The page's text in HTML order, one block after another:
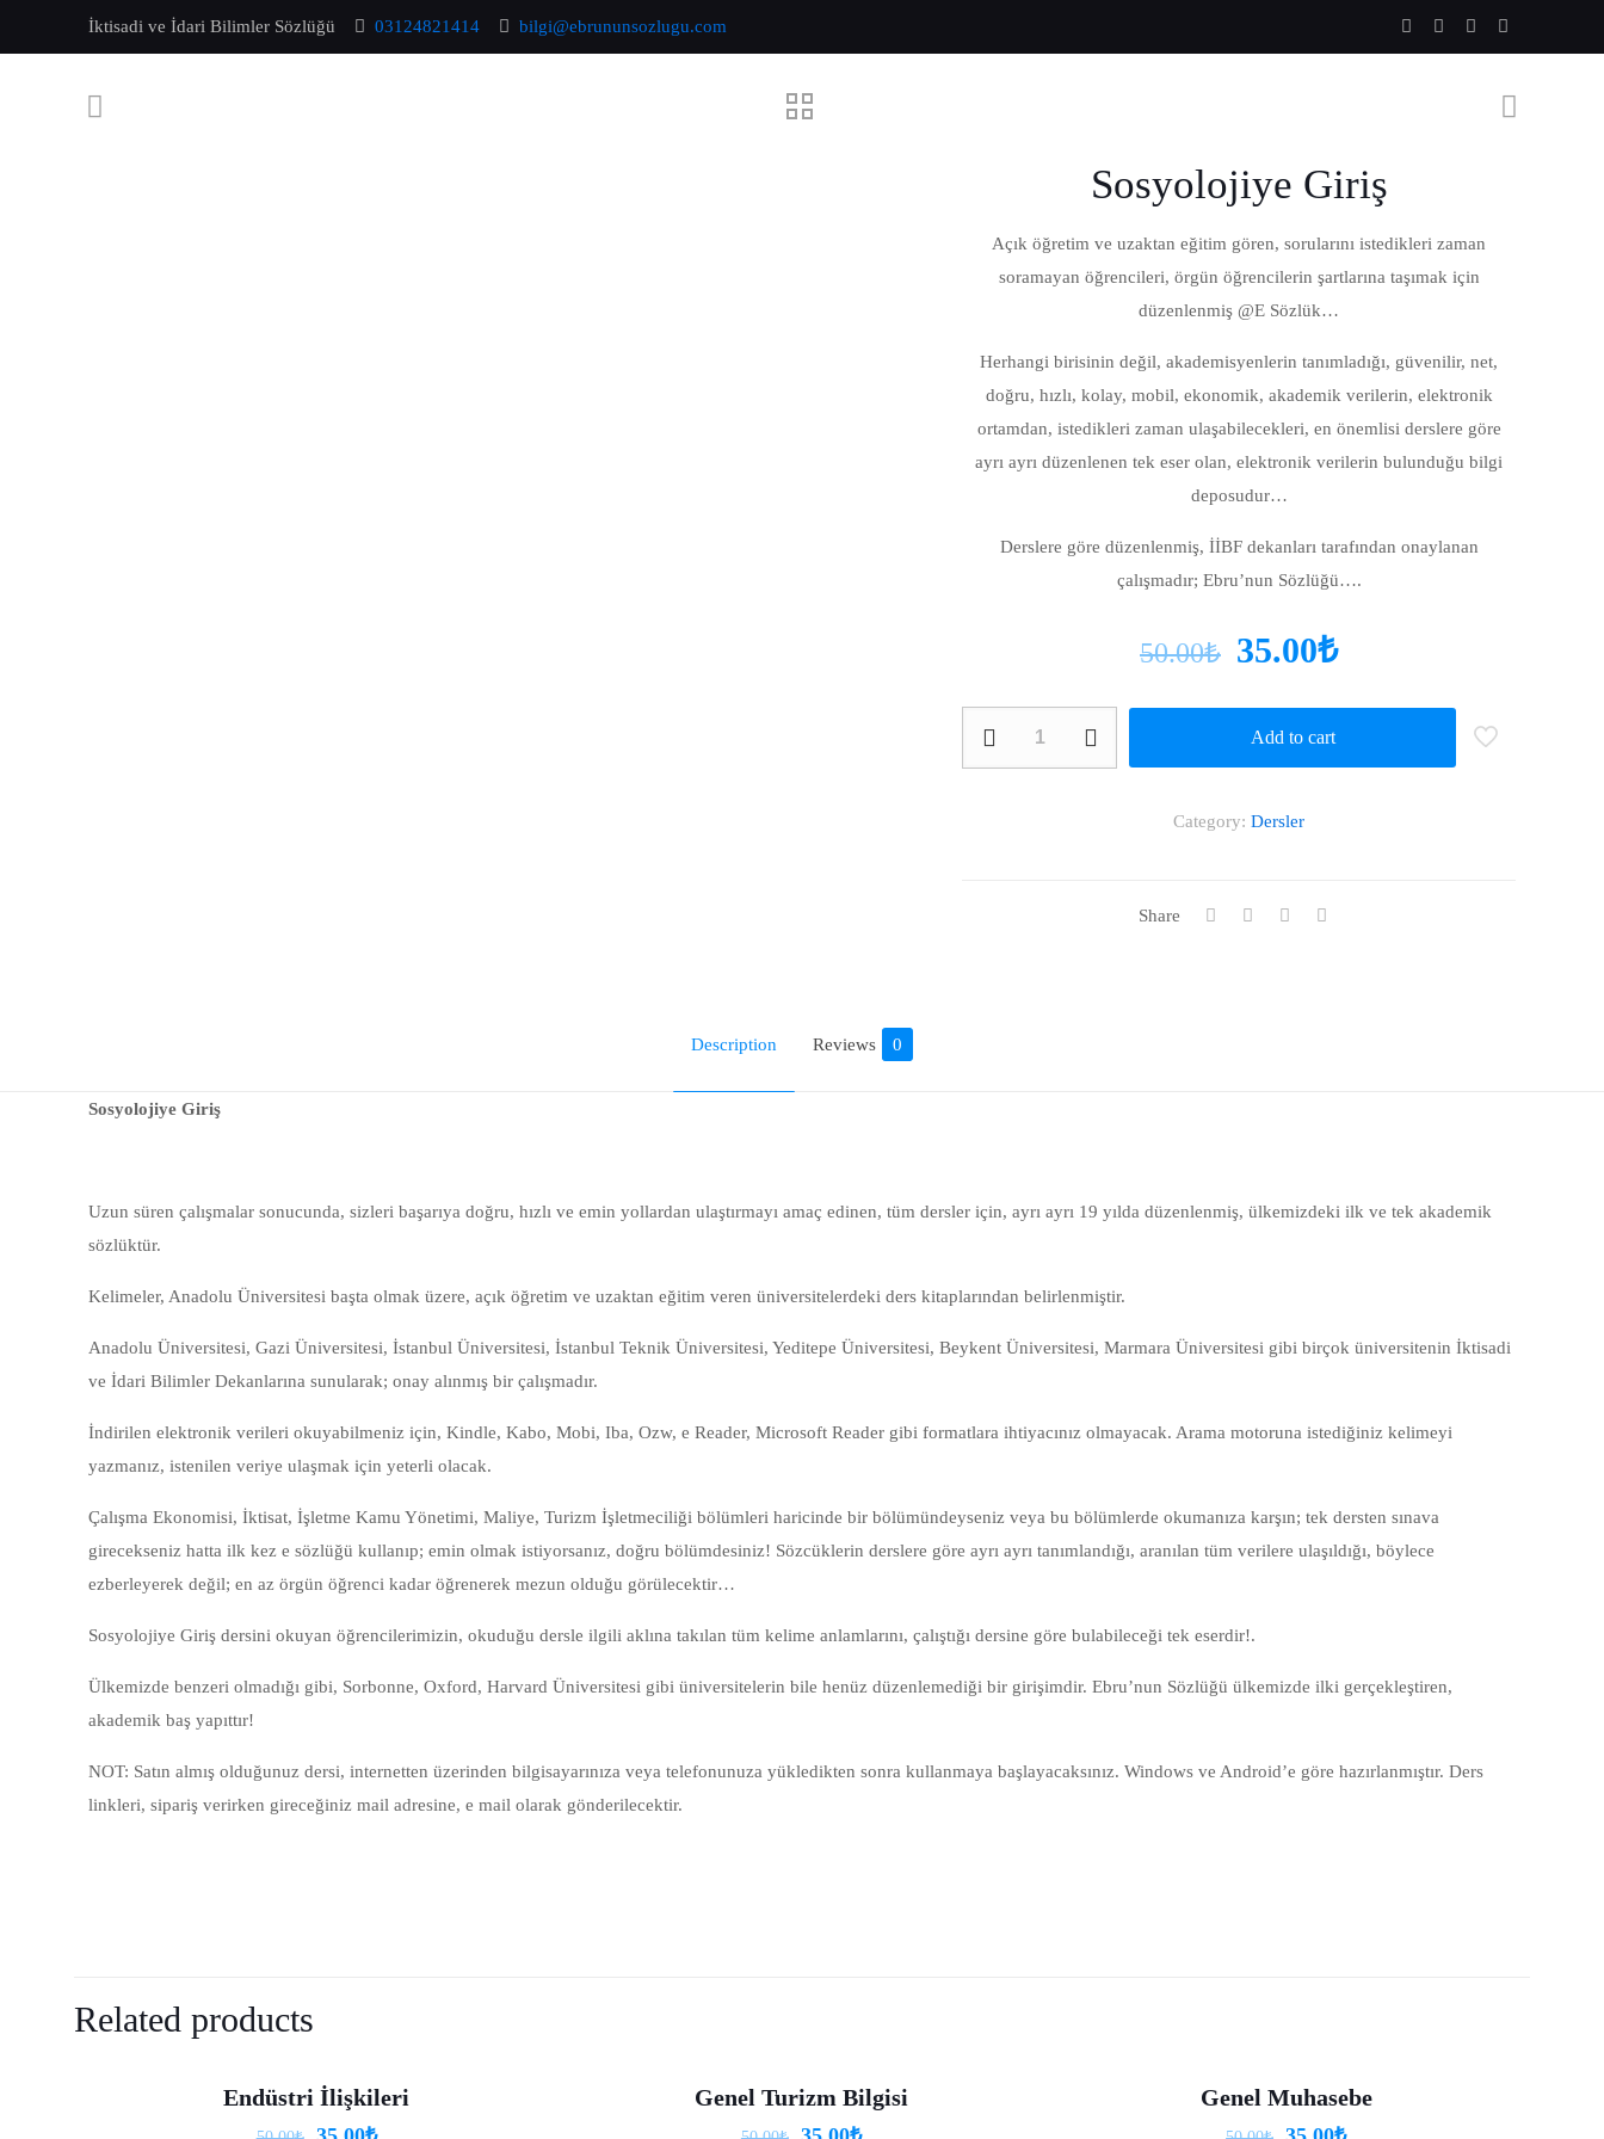
İktisadi ve İdari Bilimler Sözlüğü 03124821414 bilgi@ebrununsozlugu.com
Sosyolojiye Giriş
Açık öğretim ve uzaktan eğitim gören, sorularını istedikleri zaman
soramayan öğrencileri, örgün öğrencilerin şartlarına taşımak için
düzenlenmiş @E Sözlük…
Herhangi birisinin değil, akademisyenlerin tanımladığı, güvenilir, net,
doğru, hızlı, kolay, mobil, ekonomik, akademik verilerin, elektronik
ortamdan, istedikleri zaman ulaşabilecekleri, en önemlisi derslere göre
ayrı ayrı düzenlenen tek eser olan, elektronik verilerin bulunduğu bilgi
deposudur…
Derslere göre düzenlenmiş, İİBF dekanları tarafından onaylanan
çalışmadır; Ebru’nun Sözlüğü….
50.00₺ 35.00₺
Add to cart
Category: Dersler
Share
Description Reviews 0
Sosyolojiye Giriş
Uzun süren çalışmalar sonucunda, sizleri başarıya doğru, hızlı ve emin yollardan ulaştırmayı amaç edinen, tüm dersler için, ayrı ayrı 19 yılda düzenlenmiş, ülkemizdeki ilk ve tek akademik
sözlüktür.
Kelimeler, Anadolu Üniversitesi başta olmak üzere, açık öğretim ve uzaktan eğitim veren üniversitelerdeki ders kitaplarından belirlenmiştir.
Anadolu Üniversitesi, Gazi Üniversitesi, İstanbul Üniversitesi, İstanbul Teknik Üniversitesi, Yeditepe Üniversitesi, Beykent Üniversitesi, Marmara Üniversitesi gibi birçok üniversitenin İktisadi
ve İdari Bilimler Dekanlarına sunularak; onay alınmış bir çalışmadır.
İndirilen elektronik verileri okuyabilmeniz için, Kindle, Kabo, Mobi, Iba, Ozw, e Reader, Microsoft Reader gibi formatlara ihtiyacınız olmayacak. Arama motoruna istediğiniz kelimeyi
yazmanız, istenilen veriye ulaşmak için yeterli olacak.
Çalışma Ekonomisi, İktisat, İşletme Kamu Yönetimi, Maliye, Turizm İşletmeciliği bölümleri haricinde bir bölümündeyseniz veya bu bölümlerde okumanıza karşın; tek dersten sınava
girecekseniz hatta ilk kez e sözlüğü kullanıp; emin olmak istiyorsanız, doğru bölümdesiniz! Sözcüklerin derslere göre ayrı ayrı tanımlandığı, aranılan tüm verilere ulaşıldığı, böylece
ezberleyerek değil; en az örgün öğrenci kadar öğrenerek mezun olduğu görülecektir…
Sosyolojiye Giriş dersini okuyan öğrencilerimizin, okuduğu dersle ilgili aklına takılan tüm kelime anlamlarını, çalıştığı dersine göre bulabileceği tek eserdir!.
Ülkemizde benzeri olmadığı gibi, Sorbonne, Oxford, Harvard Üniversitesi gibi üniversitelerin bile henüz düzenlemediği bir girişimdir. Ebru’nun Sözlüğü ülkemizde ilki gerçekleştiren,
akademik baş yapıttır!
NOT: Satın almış olduğunuz dersi, internetten üzerinden bilgisayarınıza veya telefonunuza yükledikten sonra kullanmaya başlayacaksınız. Windows ve Android’e göre hazırlanmıştır. Ders
linkleri, sipariş verirken gireceğiniz mail adresine, e mail olarak gönderilecektir.
Related products
Endüstri İlişkileri Genel Turizm Bilgisi Genel Muhasebe